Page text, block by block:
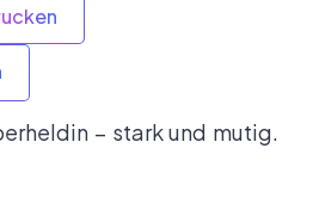
– stark und mutig.